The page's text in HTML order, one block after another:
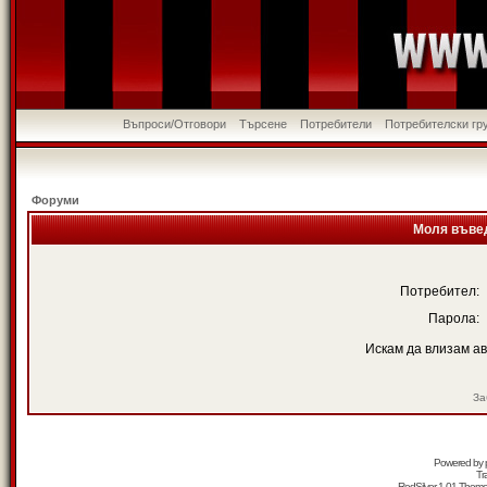
Въпроси/Отговори Търсене Потребители Потребителски
Форуми
Моля
Потребител:
Парола:
Искам да влизам
Powered by